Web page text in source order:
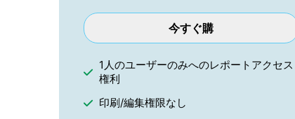
今すぐ購
1人のユーザーのみへのレポートアクセス
権利
印刷/編集権限なし